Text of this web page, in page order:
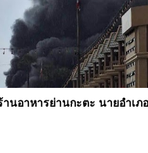
นอาหารย่านกะตะ นายอำเภ